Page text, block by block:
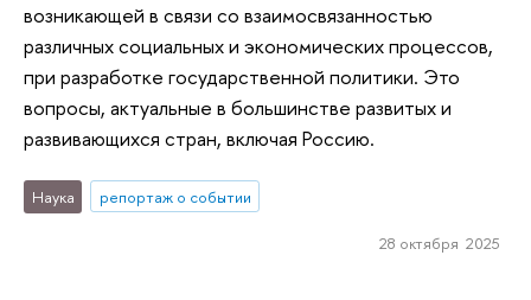
возникающей в связи со взаимосвязанностью
различных социальных и экономических процессов,
при разработке государственной политики. Это
вопросы, актуальные в большинстве развитых и
развивающихся стран, включая Россию.
Наука репортаж о событии
28 октября 2025